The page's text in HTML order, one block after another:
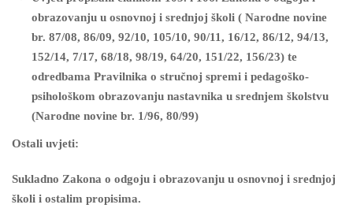
obrazovanju u osnovnoj i srednjoj školi ( Narodne novine
br. 87/08, 86/09, 92/10, 105/10, 90/11, 16/12, 86/12, 94/13,
152/14, 7/17, 68/18, 98/19, 64/20, 151/22, 156/23) te
odredbama Pravilnika o stručnoj spremi i pedagoško-
psihološkom obrazovanju nastavnika u srednjem školstvu
(Narodne novine br. 1/96, 80/99)
Ostali uvjeti:
Sukladno Zakona o odgoju i obrazovanju u osnovnoj i srednjoj
školi i ostalim propisima.